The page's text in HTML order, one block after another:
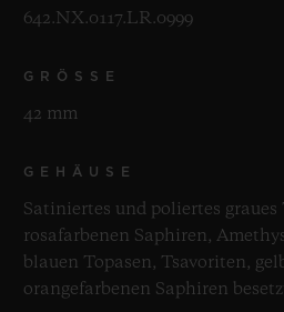
642.NX.0117.LR.0999
GRÖSSE
42 mm
GEHÄUSE
Satiniertes und poliertes
rosafarbenen Saphiren,
blauen Topasen, Tsavoriten,
orangefarbenen Saphiren